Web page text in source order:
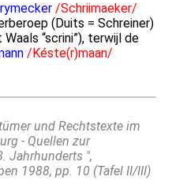
/Schriimaeker/
(Duits = Schreiner)
Waals “scrini”), terwijl de
/Késte(r)maan/
und Rechtstexte im
- Quellen zur
Jahrhunderts ",
1988, pp. 10 (Tafel II/III)